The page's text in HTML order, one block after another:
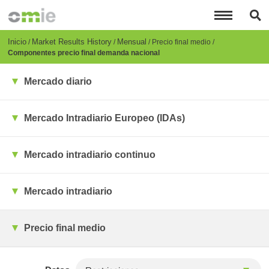
principal
Breadcrumb
Inicio Market Results History Mensual
Precio final medio
Componentes precio final demanda nacional
Mercado diario
Mercado Intradiario Europeo (IDAs)
Mercado intradiario continuo
Mercado intradiario
Precio final medio